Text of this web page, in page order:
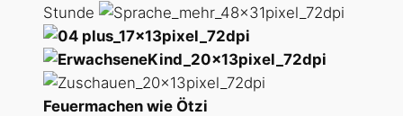
Stunde
Feuermachen wie Ötzi